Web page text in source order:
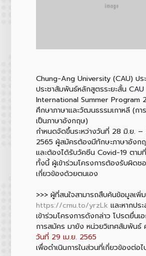
Chung-Ang University (CAU) ประ
ประชาสัมพันธ์หลักสูตรระยะสั้น CAU
International Summer Program
ศึกษาภาษาและวัฒนธรรมเกาหลี (กา
เป็นภาษาอังกฤษ)
กำหนดจัดขึ้นระหว่างวันที่ 28 มิ.ย. –
2565 ผู้สมัครต้องมีทักษะภาษาอังก
และต้องได้รับวัคซีน Covid-19 ตาม
ทั้งนี้ ผู้เข้าร่วมโครงการต้องรับผิดช
เกี่ยวข้องด้วยตนเอง
>>> ผู้ที่สนใจสามารถสืบค้นข้อมูลเพิ่
https://cmu.to/yrzLk และหากปร
เข้าร่วมโครงการดังกล่าว โปรดยื่นเ
การสมัคร มายัง หน่วยวิเทศสัมพันธ์
วันที่ 29 เม.ย. 2565
เพื่อดำเนินการในส่วนที่เกี่ยวข้องต่อไ